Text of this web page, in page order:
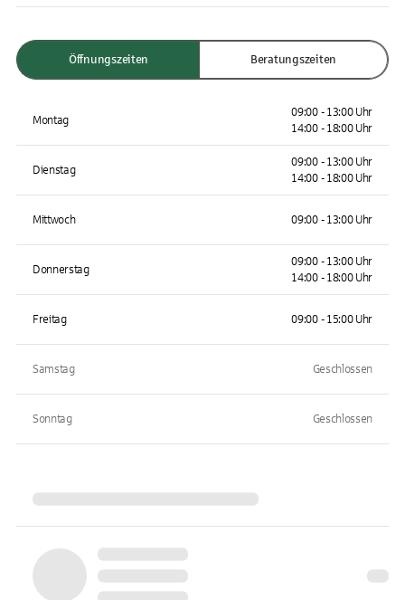
Öffnungszeiten Beratungszeiten
Montag
09:00 - 13:00 Uhr
14:00 - 18:00 Uhr
Dienstag
09:00 - 13:00 Uhr
14:00 - 18:00 Uhr
Mittwoch 09:00 - 13:00 Uhr
Donnerstag
09:00 - 13:00 Uhr
14:00 - 18:00 Uhr
Freitag 09:00 - 15:00 Uhr
Samstag Geschlossen
Sonntag Geschlossen